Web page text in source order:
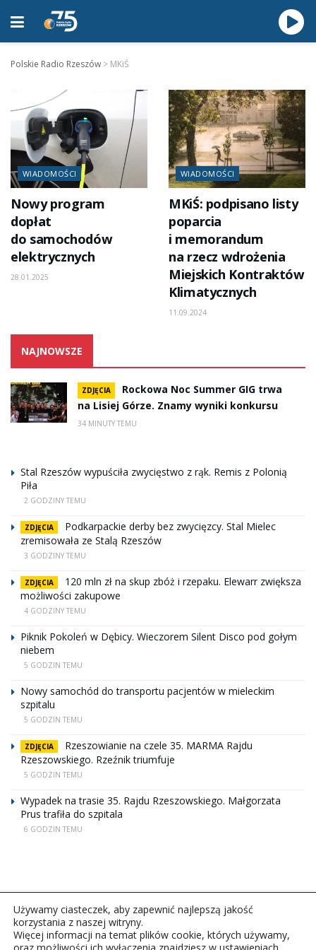
Polskie Radio Rzeszów > MKiŚ
WIADOMOŚCI
Nowy program
dopłat
do samochodów
elektrycznych
28.01.2025
WIADOMOŚCI
MKiŚ: podpisano listy
poparcia
i memorandum
na rzecz wdrożenia
Miejskich Kontraktów
Klimatycznych
11.09.2024
NAJNOWSZE
ZDJĘCIA
Rockowa Noc Summer GIG trwa
na Lisiej Górze. Znamy wyniki konkursu
34 MINUTY TEMU
Stal Rzeszów wypuściła zwycięstwo z rąk. Remis z Polonią
Piła
2 GODZINY TEMU
ZDJĘCIA
Podkarpackie derby bez zwycięzcy. Stal Mielec
zremisowała ze Stalą Rzeszów
3 GODZINY TEMU
ZDJĘCIA
120 mln zł na skup zbóż i rzepaku. Elewarr zwiększa
możliwości zakupowe
4 GODZINY TEMU
Piknik Pokoleń w Dębicy. Wieczorem Silent Disco pod gołym
niebem
5 GODZIN TEMU
Nowy samochód do transportu pacjentów w mieleckim
szpitalu
5 GODZIN TEMU
ZDJĘCIA
Rzeszowianie na czele 35. MARMA Rajdu
Rzeszowskiego. Rzeźnik triumfuje
5 GODZIN TEMU
Wypadek na trasie 35. Rajdu Rzeszowskiego. Małgorzata
Prus trafiła do szpitala
6 GODZIN TEMU
Używamy ciasteczek, aby zapewnić najlepszą jakość
korzystania z naszej witryny.
Więcej informacji na temat plików cookie, których używamy,